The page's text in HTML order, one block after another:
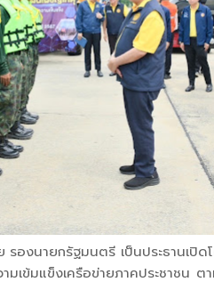
องนายกรัฐมนตรี เป็นประธานเปิด
มเข้มแข็งเครือข่ายภาคประชาช